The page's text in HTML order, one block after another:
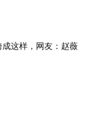
成这样，网友：赵薇